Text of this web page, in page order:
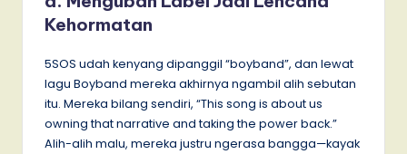
Kehormatan
5SOS udah kenyang dipanggil “boyband”, dan lewat
lagu Boyband mereka akhirnya ngambil alih sebutan
itu. Mereka bilang sendiri, “This song is about us
owning that narrative and taking the power back.”
Alih-alih malu, mereka justru ngerasa bangga—kayak